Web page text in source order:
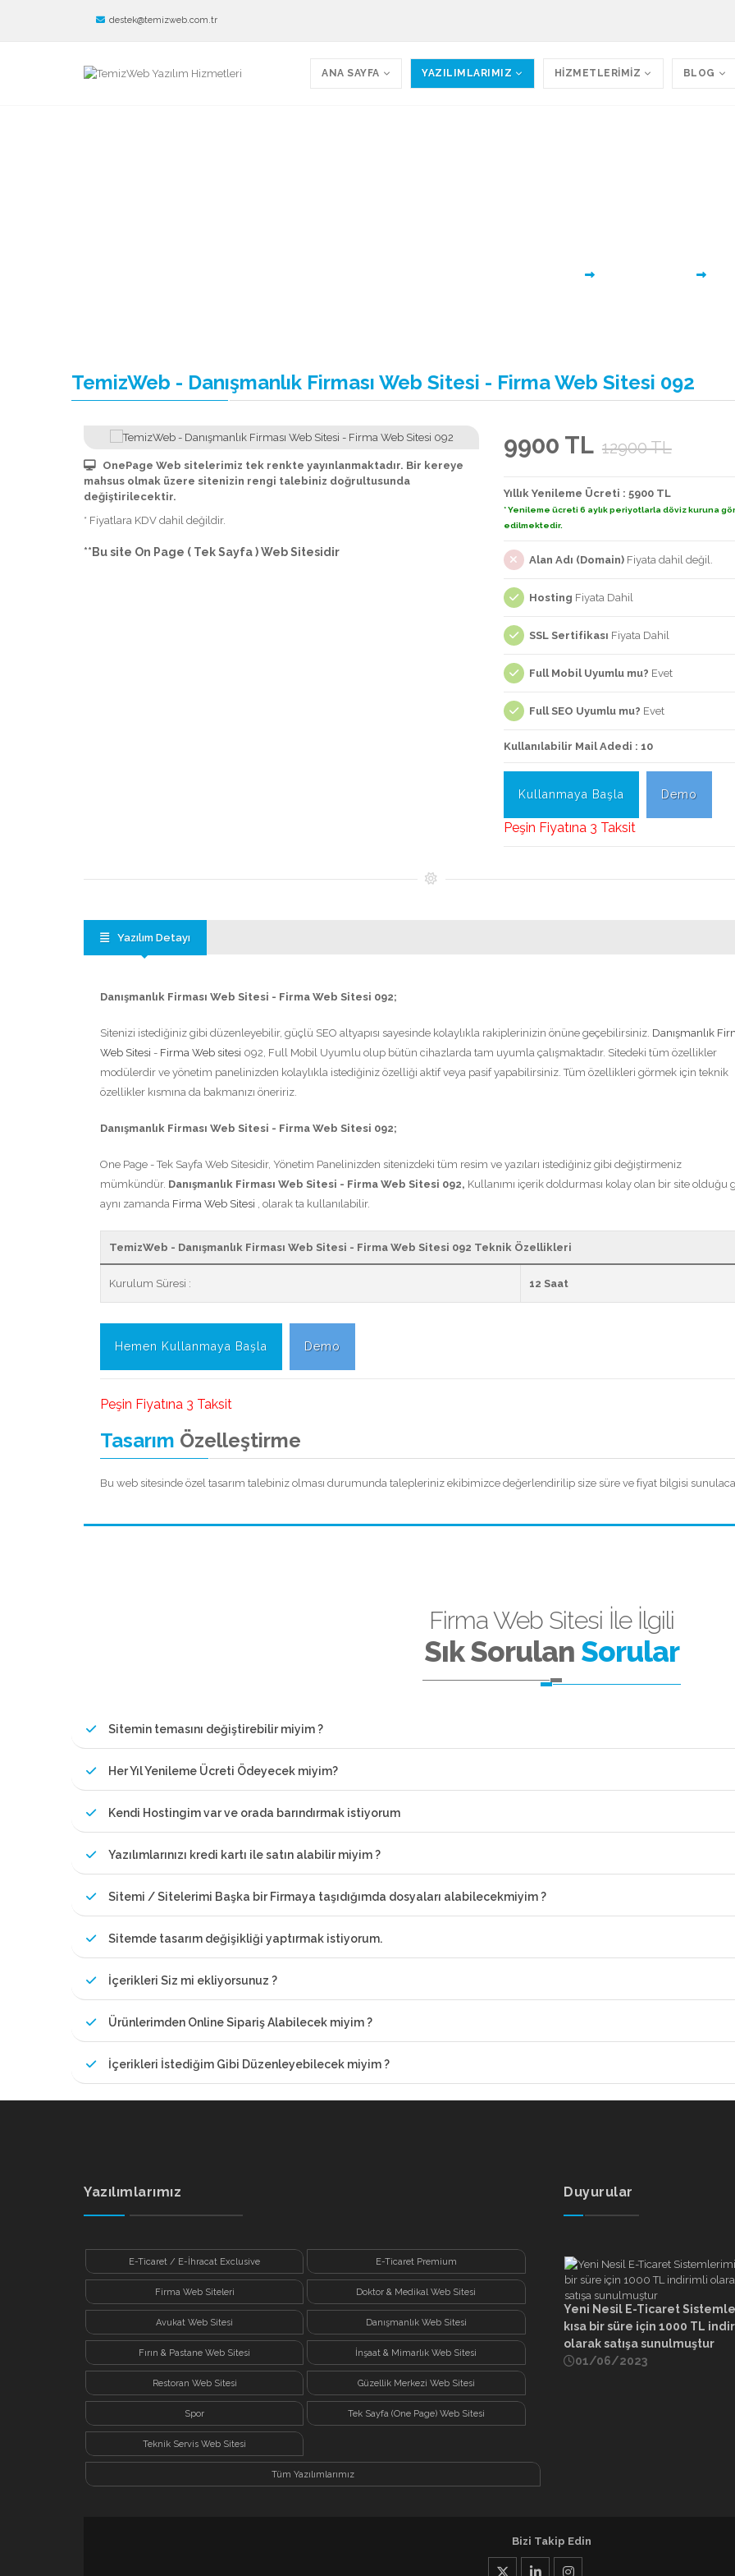
destek@temizweb.com.tr
ANA SAYFA YAZILIMLARIMIZ HİZMETLERİMİZ BLOG
TemizWeb - Danışmanlık Firması Web Sitesi - Firma Web Sitesi 092
OnePage Web sitelerimiz tek renkte yayınlanmaktadır. Bir kereye
mahsus olmak üzere sitenizin rengi talebiniz doğrultusunda
değiştirilecektir.
* Fiyatlara KDV dahil değildir.
**Bu site On Page ( Tek Sayfa ) Web Sitesidir
9900 TL 12900 TL
Yıllık Yenileme Ücreti : 5900 TL
* Yenileme ücreti 6 aylık periyotlarla döviz kuruna
edilmektedir.
Alan Adı (Domain)Fiyata dahil değil.
Hosting Fiyata Dahil
SSL Sertifikası Fiyata Dahil
Full Mobil Uyumlu mu? Evet
Full SEO Uyumlu mu? Evet
Kullanılabilir Mail Adedi : 10
Kullanmaya Başla Demo
Peşin Fiyatına 3 Taksit
Yazılım Detayı
Danışmanlık Firması Web Sitesi - Firma Web Sitesi 092;
Sitenizi istediğiniz gibi düzenleyebilir, güçlü SEO altyapısı sayesinde kolaylıkla rakiplerinizin önüne geçebilirsiniz. Danışmanlık
Web Sitesi - Firma Web sitesi 092, Full Mobil Uyumlu olup bütün cihazlarda tam uyumla çalışmaktadır. Sitedeki tüm özellikler
modülerdir ve yönetim panelinizden kolaylıkla istediğiniz özelliği aktif veya pasif yapabilirsiniz. Tüm özellikleri görmek için teknik
özellikler kısmına da bakmanızı öneririz.
Danışmanlık Firması Web Sitesi - Firma Web Sitesi 092;
One Page - Tek Sayfa Web Sitesidir, Yönetim Panelinizden sitenizdeki tüm resim ve yazıları istediğiniz gibi değiştirmeniz
mümkündür. Danışmanlık Firması Web Sitesi - Firma Web Sitesi 092, Kullanımı içerik doldurması kolay olan bir site olduğu
aynı zamanda Firma Web Sitesi , olarak ta kullanılabilir.
TemizWeb - Danışmanlık Firması Web Sitesi - Firma Web Sitesi 092 Teknik Özellikleri
Kurulum Süresi : 12 Saat
Hemen Kullanmaya Başla Demo
Peşin Fiyatına 3 Taksit
Tasarım Özelleştirme
Bu web sitesinde özel tasarım talebiniz olması durumunda talepleriniz ekibimizce değerlendirilip size süre ve fiyat bilgisi
Firma Web Sitesi İle İlgili
Sık Sorulan Sorular
Sitemin temasını değiştirebilir miyim ?
Her Yıl Yenileme Ücreti Ödeyecek miyim?
Kendi Hostingim var ve orada barındırmak istiyorum
Yazılımlarınızı kredi kartı ile satın alabilir miyim ?
Sitemi / Sitelerimi Başka bir Firmaya taşıdığımda dosyaları alabilecekmiyim ?
Sitemde tasarım değişikliği yaptırmak istiyorum.
İçerikleri Siz mi ekliyorsunuz ?
Ürünlerimden Online Sipariş Alabilecek miyim ?
İçerikleri İstediğim Gibi Düzenleyebilecek miyim ?
Yazılımlarımız
E-Ticaret / E-İhracat Exclusive E-Ticaret Premium
Firma Web Siteleri Doktor & Medikal Web Sitesi
Avukat Web Sitesi Danışmanlık Web Sitesi
Fırın & Pastane Web Sitesi İnşaat & Mimarlık Web Sitesi
Restoran Web Sitesi Güzellik Merkezi Web Sitesi
Spor Tek Sayfa (One Page) Web Sitesi
Teknik Servis Web Sitesi
Tüm Yazılımlarımız
Duyurular
Yeni Nesil E-Ticaret
kısa bir süre için 1000 TL
olarak satışa sunulmuştur
01/06/2023
Bizi Takip Edin